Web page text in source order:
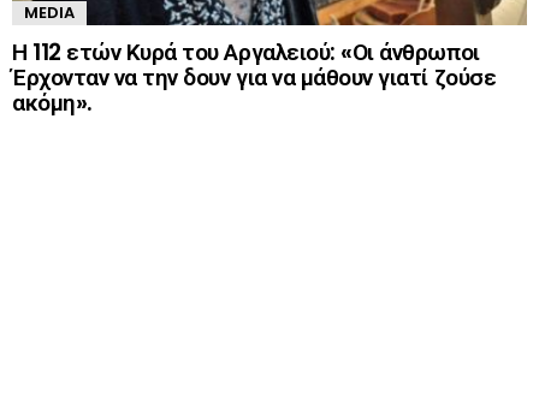
MEDIA
Η 112 ετών Κυρά του Αργαλειού: «Οι άνθρωποι
Έρχονταν να την δουν για να μάθουν γιατί ζούσε
ακόμη».